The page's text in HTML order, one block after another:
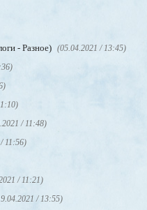
- Разное) (05.04.2021 / 13:45)
/ 11:48)
11:56)
/ 11:21)
/ 13:55)